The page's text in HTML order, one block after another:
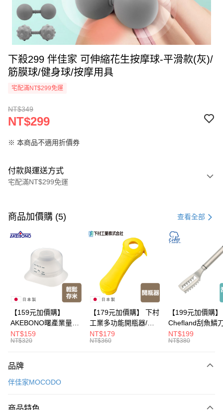
下殺299 伴佳家 可伸縮花生按摩球-平滑款(灰)/
筋膜球/健身球/按摩用具
宅配滿NT$299免運
NT$349
NT$299
※ 本商品不適用折價券
付款與運送方式
宅配滿NT$299免運
信用卡一次付款
超商取貨付款
LINE Pay
Apple Pay
Google Pay
全盈+PAY
大哥付你分期
【大哥付你分期使用說明】
2.付款方式選擇「大哥付你分期」，訂單成立後會自動跳轉到大哥付的交易
成交易。
商品加價購 (5) 查看全部
【159元加價購】
AKEBONO曙產業量米
杯漏斗組(白)/量米杯/
米桶/量米用具/任二件8
NT$159
NT$320
【179元加價購】 下村
工業多功能開瓶器/開
瓶器/餐廚用品/料理道
具/任二件8折
NT$179
NT$360
【199元加價購】
Chefland刮魚鱗
魚鱗器/廚房用品/
道具/任二件8折
NT$199
NT$380
品牌
伴佳家MOCODO
商品特色